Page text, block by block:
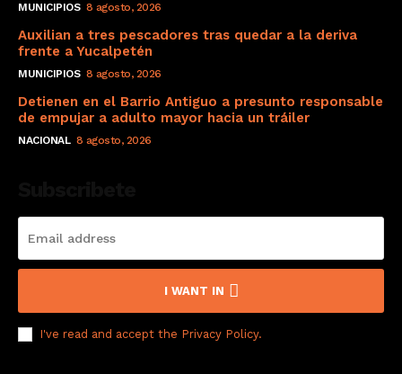
MUNICIPIOS 8 agosto, 2026
Auxilian a tres pescadores tras quedar a la deriva
frente a Yucalpetén
MUNICIPIOS 8 agosto, 2026
Detienen en el Barrio Antiguo a presunto responsable
de empujar a adulto mayor hacia un tráiler
NACIONAL 8 agosto, 2026
I WANT IN
I've read and accept the Privacy Policy.